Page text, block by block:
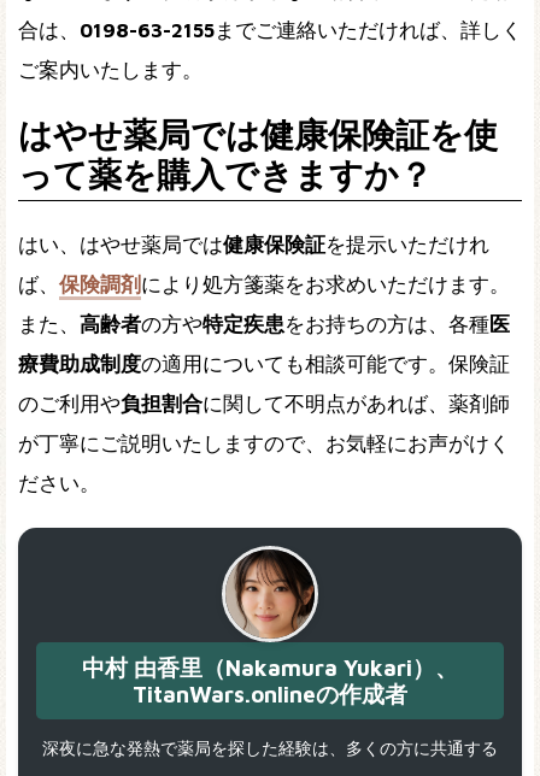
合は、 0198-63-2155までご連絡いただければ、詳しく
ご案内いたします。
はやせ薬局では健康保険証を使
って薬を購入できますか？
はい、はやせ薬局では健康保険証を提示いただけれ
ば、 保険調剤 により処方箋薬をお求めいただけます。
また、 高齢者の方や特定疾患をお持ちの方は、各種医
療費助成制度の適用についても相談可能です。保険証
のご利用や負担割合に関して不明点があれば、薬剤師
が丁寧にご説明いたしますので、お気軽にお声がけく
ださい。
中村 由香里（Nakamura Yukari）、
TitanWars.onlineの作成者
深夜に急な発熱で薬局を探した経験は、多くの方に共通する